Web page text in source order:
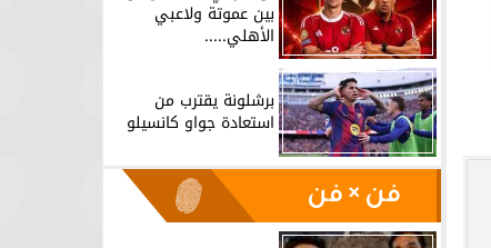
بين عموتة ولاعبي
الأهلي.....
برشلونة يقترب من
استعادة جواو كانسيلو
فن × فن